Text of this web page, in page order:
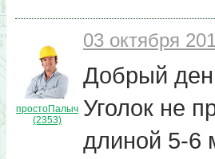
простоПалыч
(2353)
03 октября
Добрый
Уголок не
длиной 5-6